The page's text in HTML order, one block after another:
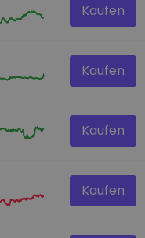
Kaufen
Kaufen
Kaufen
Kaufen